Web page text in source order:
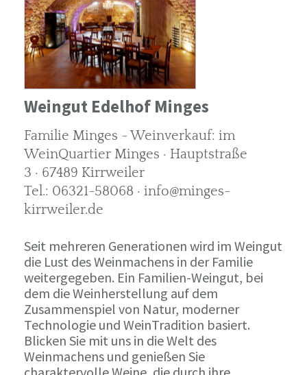
Weingut Edelhof Minges
Familie Minges - Weinverkauf: im
WeinQuartier Minges · Hauptstraße
3 · 67489 Kirrweiler
Tel.: 06321-58068 · info@minges-
kirrweiler.de
Seit mehreren Generationen wird im Weingut
die Lust des Weinmachens in der Familie
weitergegeben. Ein Familien-Weingut, bei
dem die Weinherstellung auf dem
Zusammenspiel von Natur, moderner
Technologie und WeinTradition basiert.
Blicken Sie mit uns in die Welt des
Weinmachens und genießen Sie